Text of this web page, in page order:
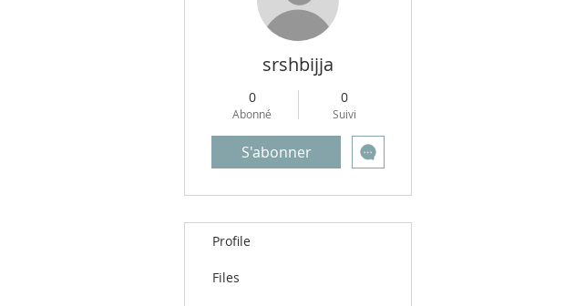
srshbijja
0
Abonné
0
Suivi
S'abonner
Profile
Files